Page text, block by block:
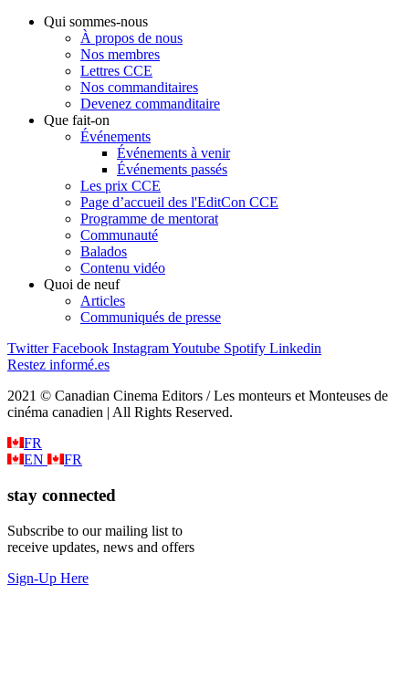
Qui sommes-nous
À propos de nous
Nos membres
Lettres CCE
Nos commanditaires
Devenez commanditaire
Que fait-on
Événements
Événements à venir
Événements passés
Les prix CCE
Page d’accueil des l'EditCon CCE
Programme de mentorat
Communauté
Balados
Contenu vidéo
Quoi de neuf
Articles
Communiqués de presse
Twitter Facebook InstagramYoutube Spotify Linkedin
Restez informé.es
2021 © Canadian Cinema Editors / Les monteurs et Monteuses de
cinéma canadien | All Rights Reserved.
FR
EN
FR
stay connected
Subscribe to our mailing list to
receive updates, news and offers
Sign-Up Here